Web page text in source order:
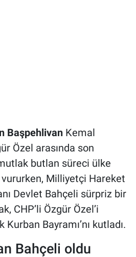
Başpehlivan Kemal
Özel arasında son
butlan süreci ülke
Milliyetçi Hareket
Devlet Bahçeli sürpriz bir
CHP’li Özgür Özel’i
Bayramı’nı kutladı.
Bahçeli oldu